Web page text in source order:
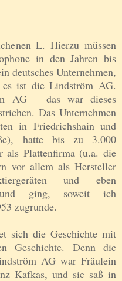
L. Hierzu müssen
in den Jahren bis
deutsches Unternehmen,
es ist dieLindström AG.
AG – das war dieses
Das Unternehmen
in Friedrichshain und
hatte bis zu 3.000
Plattenfirma (u.a. die
vor allem als Hersteller
und eben
und ging, soweit ich
zugrunde.
sich die Geschichte mit
Geschichte. Denn die
AG war Fräulein
Kafkas, und sie saß in